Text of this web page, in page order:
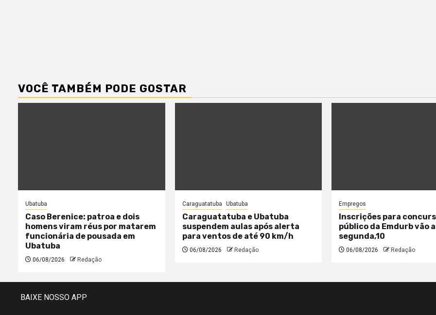
VOCÊ TAMBÉM PODE GOSTAR
Ubatuba
Caso Berenice: patroa e dois
homens viram réus por matarem
funcionária de pousada em
Ubatuba
06/08/2026 Redação
Caraguatatuba Ubatuba
Caraguatatuba e Ubatuba
suspendem aulas após alerta
para ventos de até 90 km/h
06/08/2026 Redação
Empregos
Inscrições para
público da Emdurb vão
segunda,10
06/08/2026 Redação
BAIXE NOSSO APP